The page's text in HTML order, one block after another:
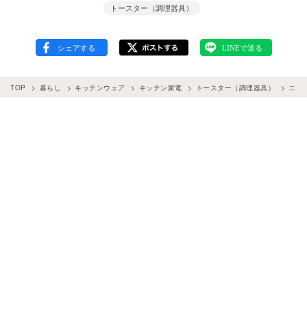
トースター（調理器具）
TOP 暮らし キッチンウェア キッチン家電 トースター（調理器具） ニト